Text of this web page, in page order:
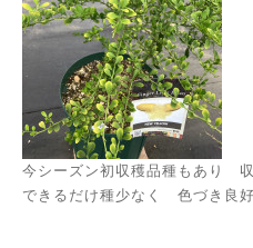
今シーズン初収穫品種もあり
できるだけ種少なく 色づき